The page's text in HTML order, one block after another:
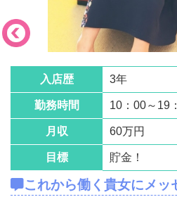
入店歴 3年
勤務時間 10：00～19
月収 60万円
目標 貯金！
これから働く貴女にメッ